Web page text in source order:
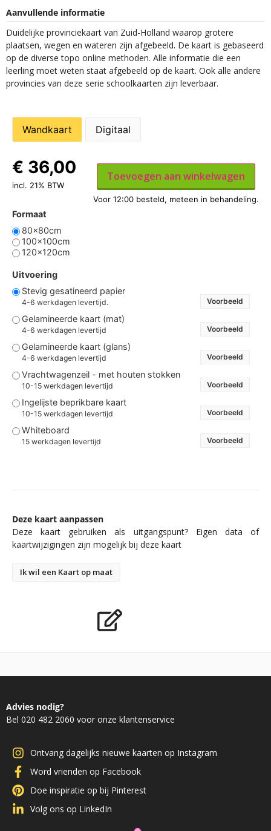
Aanvullende informatie
Duidelijke provinciekaart van Zuid-Holland waarop grotere
plaatsen, wegen en wateren zijn afgebeeld. De kaart is gebaseerd
op de diverse topo online methoden. Alle informatie die een
leerling moet weten staat afgebeeld op de kaart. Ook alle andere
provincies van deze serie schoolkaarten zijn leverbaar.
Wandkaart Digitaal
Formaat
80x80cm
100x100cm
120x120cm
Uitvoering
Stevig gesatineerd papier
4-6 werkdagen levertijd. Voorbeeld
Gelamineerde kaart (mat)
4-6 werkdagen levertijd Voorbeeld
Gelamineerde kaart (glans)
4-6 werkdagen levertijd Voorbeeld
Vrachtwagenzeil - met houten stokken
10-15 werkdagen levertijd Voorbeeld
Ingelijste beprikbare kaart
10-15 werkdagen levertijd Voorbeeld
Whiteboard
15 werkdagen levertijd Voorbeeld
€ 36,00
incl. 21% BTW
Toevoegen aan winkelwagen
Deze kaart aanpassen
Deze kaart gebruiken als uitgangspunt? Eigen data of
kaartwijzigingen zijn mogelijk bij deze kaart
Ik wil een Kaart op maat
Advies nodig?
Bel 020 482 2060 voor onze klantenservice
Ontvang dagelijks nieuwe kaarten op Instagram
Word vrienden op Facebook
Doe inspiratie op bij Pinterest
Volg ons op LinkedIn